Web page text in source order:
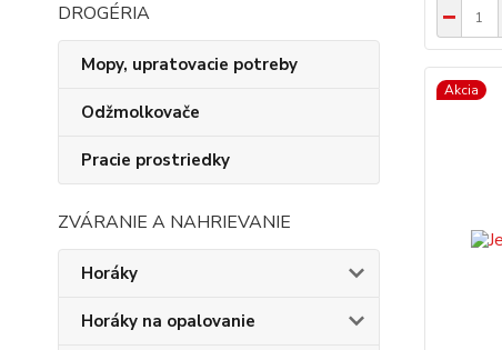
DROGÉRIA
Mopy, upratovacie potreby
Odžmolkovače
Pracie prostriedky
ZVÁRANIE A NAHRIEVANIE
Horáky
Horáky na opalovanie
Akcia